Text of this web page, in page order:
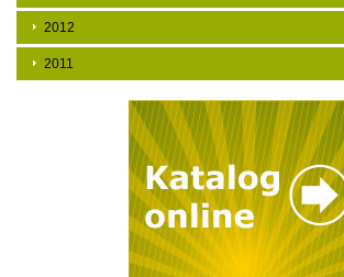
2012
2011